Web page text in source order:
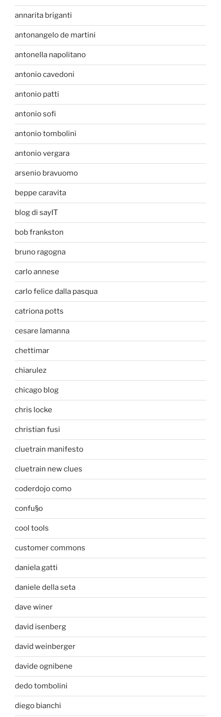
annarita briganti
antonangelo de martini
antonella napolitano
antonio cavedoni
antonio patti
antonio sofi
antonio tombolini
antonio vergara
arsenio bravuomo
beppe caravita
blog di sayIT
bob frankston
bruno ragogna
carlo annese
carlo felice dalla pasqua
catriona potts
cesare lamanna
chettimar
chiarulez
chicago blog
chris locke
christian fusi
cluetrain manifesto
cluetrain new clues
coderdojo como
confu§o
cool tools
customer commons
daniela gatti
daniele della seta
dave winer
david isenberg
david weinberger
davide ognibene
dedo tombolini
diego bianchi